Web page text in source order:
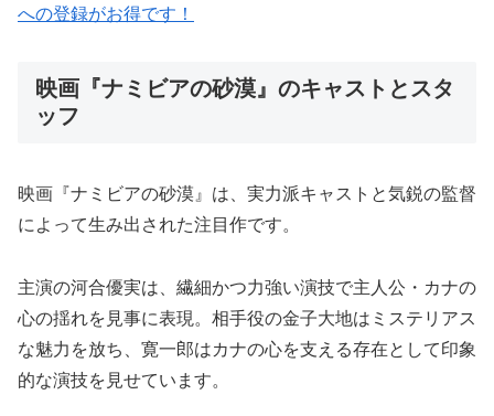
への登録がお得です！
映画『ナミビアの砂漠』のキャストとスタ
ッフ
映画『ナミビアの砂漠』は、実力派キャストと気鋭の監督
によって生み出された注目作です。
主演の河合優実は、繊細かつ力強い演技で主人公・カナの
心の揺れを見事に表現。相手役の金子大地はミステリアス
な魅力を放ち、寛一郎はカナの心を支える存在として印象
的な演技を見せています。